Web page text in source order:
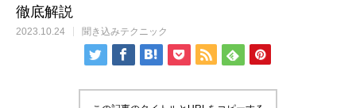
徹底解説
2023.10.24 聞き込みテクニック